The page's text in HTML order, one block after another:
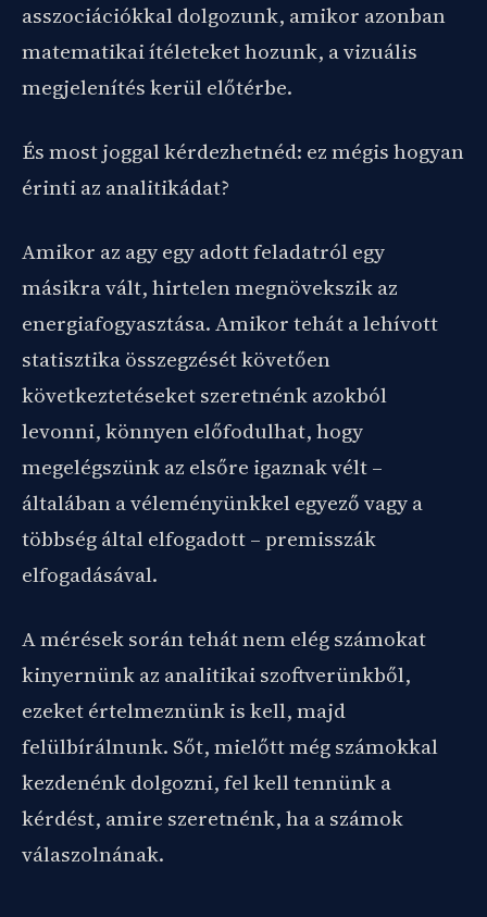
asszociációkkal dolgozunk, amikor azonban
matematikai ítéleteket hozunk, a vizuális
megjelenítés kerül előtérbe.
És most joggal kérdezhetnéd: ez mégis hogyan
érinti az analitikádat?
Amikor az agy egy adott feladatról egy
másikra vált, hirtelen megnövekszik az
energiafogyasztása. Amikor tehát a lehívott
statisztika összegzését követően
következtetéseket szeretnénk azokból
levonni, könnyen előfodulhat, hogy
megelégszünk az elsőre igaznak vélt –
általában a véleményünkkel egyező vagy a
többség által elfogadott – premisszák
elfogadásával.
A mérések során tehát nem elég számokat
kinyernünk az analitikai szoftverünkből,
ezeket értelmeznünk is kell, majd
felülbírálnunk. Sőt, mielőtt még számokkal
kezdenénk dolgozni, fel kell tennünk a
kérdést, amire szeretnénk, ha a számok
válaszolnának.